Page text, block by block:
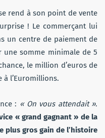
rend à son point de vente
! Le commerçant lui
un centre de paiement de
une somme minimale de 5
le million d’euros de
l’Euromillions.
: « On vous attendait ».
« grand gagnant » de la
plus gros gain de l’histoire